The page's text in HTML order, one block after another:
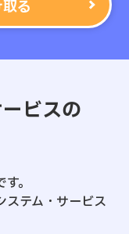
る
ビスの
。
ステム・サービス